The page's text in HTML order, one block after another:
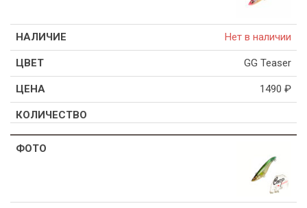
Нет в наличии
GG Teaser
1490 ₽